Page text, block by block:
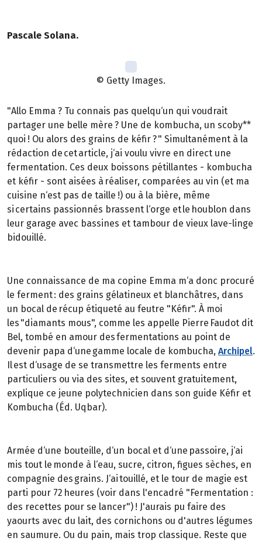
Pascale Solana.
© Getty Images.
"Allo Emma ? Tu connais pas quelqu‘un qui voudrait
partager une belle mère ? Une de kombucha, un scoby**
quoi ! Ou alors des grains de kéfir ? " Simultanément à la
rédaction de cet article, j‘ai voulu vivre en direct une
fermentation. Ces deux boissons pétillantes - kombucha
et kéfir - sont aisées à réaliser, comparées au vin (et ma
cuisine n‘est pas de taille !) ou à la bière, même
si certains passionnés brassent l‘orge et le houblon dans
leur garage avec bassines et tambour de vieux lave-linge
bidouillé.
Une connaissance de ma copine Emma m‘a donc procuré
le ferment : des grains gélatineux et blanchâtres, dans
un bocal de récup étiqueté au feutre "Kéfir". À moi
les "diamants mous", comme les appelle Pierre Faudot dit
Bel, tombé en amour des fermentations au point de
devenir papa d‘une gamme locale de kombucha, Archipel.
Il est d‘usage de se transmettre les ferments entre
particuliers ou via des sites, et souvent gratuitement,
explique ce jeune polytechnicien dans son guide Kéfir et
Kombucha (Éd. Uqbar).
Armée d‘une bouteille, d‘un bocal et d‘une passoire, j‘ai
mis tout le monde à l‘eau, sucre, citron, figues sèches, en
compagnie des grains. J‘ai touillé, et le tour de magie est
parti pour 72 heures (voir dans l'encadré "Fermentation :
des recettes pour se lancer") ! J'aurais pu faire des
yaourts avec du lait, des cornichons ou d'autres légumes
en saumure. Ou du pain, mais trop classique. Reste que